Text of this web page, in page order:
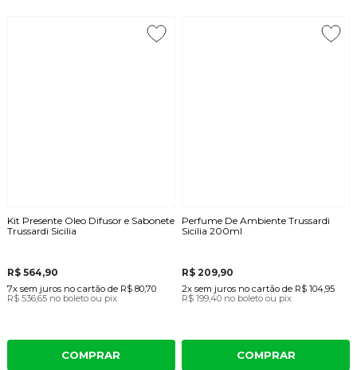
Kit Presente Oleo Difusor e Sabonete
Trussardi Sicilia
R$ 564,90
7x sem juros no cartãode R$ 80,70
R$ 536,65 no boleto ou pix
COMPRAR
Perfume De Ambiente Trussardi
Sicilia 200ml
R$ 209,90
2x sem juros no cartão de R$ 104,95
R$ 199,40 no boleto ou pix
COMPRAR